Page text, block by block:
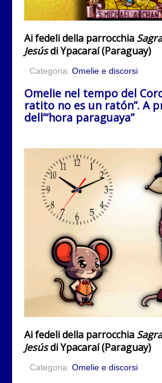
Ai fedeli della parrocchia
Jesúsdi Ypacaraí (Paraguay)
Categoria: Omelie e discorsi
Omelie nel tempo del
ratito no es un ratón”. A
dell’“hora paraguaya”
Ai fedeli della parrocchia
Jesúsdi Ypacaraí (Paraguay)
Categoria: Omelie e discorsi